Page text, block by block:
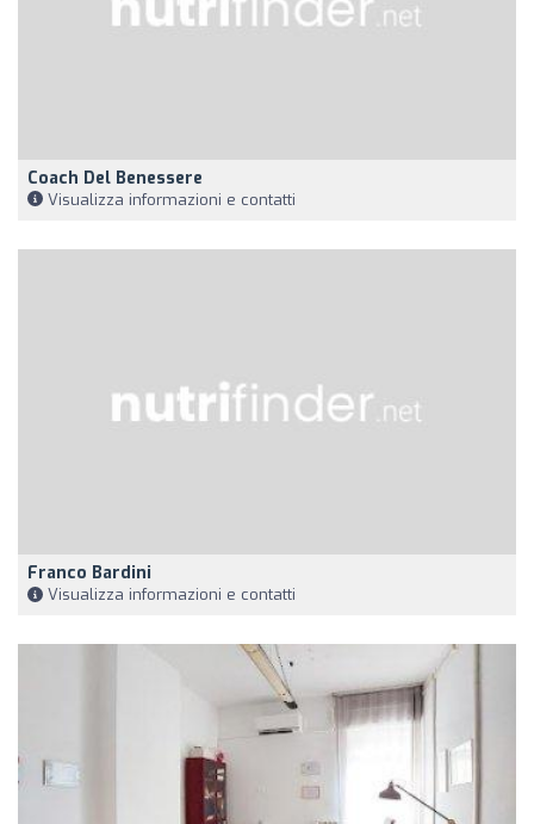
Coach Del Benessere
Visualizza informazioni e contatti
Franco Bardini
Visualizza informazioni e contatti